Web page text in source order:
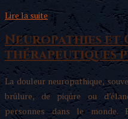
Lire la suite
Neuropathies et
thérapeutiques
La douleur neuropathique,
brûlure, de piqûre ou
personnes dans le